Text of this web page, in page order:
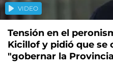
VIDEO
Tensión en el
Kicillof y pidió que se
"gobernar la